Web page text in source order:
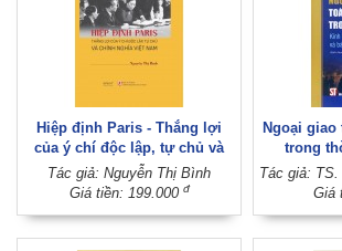
Hiệp định Paris - Thắng lợi
của ý chí độc lập, tự chủ và
chính nghĩa Việt Nam
Tác giả: Nguyễn Thị Bình
Giá tiền: 199.000 đ
Ngoại
trong
nghiệm
Giá